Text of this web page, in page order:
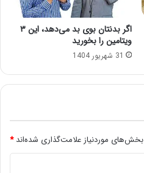
اگر بدنتان بوی بد می‌دهد، این ۳
ویتامین را بخورید
31 شهریور 1404
بخش‌های موردنیاز علامت‌گذاری شده‌اند*